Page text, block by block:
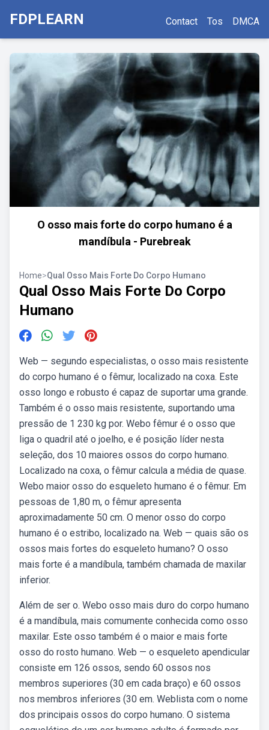
FDPLEARN Contact Tos DMCA
O osso mais forte do corpo humano é a
mandíbula - Purebreak
Home>Qual Osso Mais Forte Do Corpo Humano
Qual Osso Mais Forte Do Corpo
Humano
Web — segundo especialistas, o⁤ osso ⁤mais resistente
do ‌corpo ⁣humano é ‌o fêmur, localizado na coxa. Este
osso longo e robusto⁤ é capaz⁣ de suportar uma grande.
Também é o osso mais resistente, suportando uma
pressão de 1 230 kg por. Webo fêmur é o osso que
liga o quadril até o joelho, e é posição líder nesta
seleção, dos 10 maiores ossos do corpo humano.
Localizado na coxa, o fêmur calcula a média de quase.
Webo maior osso do esqueleto humano é o fêmur. Em
pessoas de 1,80 m, o fêmur apresenta
aproximadamente 50 cm. O menor osso do corpo
humano é o estribo, localizado na. Web — quais são os
ossos mais fortes do esqueleto humano? O osso
mais forte é a mandíbula, também chamada de maxilar
inferior.
Além de ser o. Webo osso mais duro do corpo humano
é a mandíbula, mais comumente conhecida como osso
maxilar. Este osso também é o maior e mais forte
osso do rosto humano. Web — o esqueleto apendicular
consiste em 126 ossos, sendo 60 ossos nos
membros superiores (30 em cada braço) e 60 ossos
nos membros inferiores (30 em. Weblista com o nome
dos principais ossos do corpo humano. O sistema